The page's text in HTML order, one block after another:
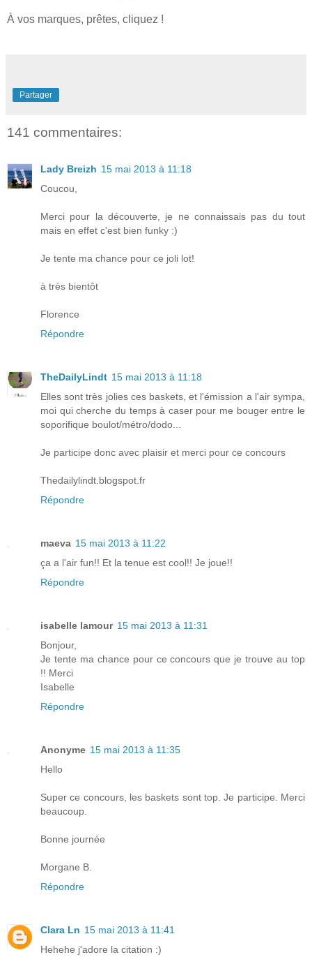
À vos marques, prêtes, cliquez !
Partager
141 commentaires:
Lady Breizh 15 mai 2013 à 11:18
Coucou,
Merci pour la découverte, je ne connaissais pas du tout
mais en effet c'est bien funky :)
Je tente ma chance pour ce joli lot!
à très bientôt
Florence
Répondre
TheDailyLindt 15 mai 2013 à 11:18
Elles sont très jolies ces baskets, et l'émission a l'air sympa,
moi qui cherche du temps à caser pour me bouger entre le
soporifique boulot/métro/dodo...
Je participe donc avec plaisir et merci pour ce concours
Thedailylindt.blogspot.fr
Répondre
maeva 15 mai 2013 à 11:22
ça a l'air fun!! Et la tenue est cool!! Je joue!!
Répondre
isabelle lamour 15 mai 2013 à 11:31
Bonjour,
Je tente ma chance pour ce concours que je trouve au top
!! Merci
Isabelle
Répondre
Anonyme 15 mai 2013 à 11:35
Hello
Super ce concours, les baskets sont top. Je participe. Merci
beaucoup.
Bonne journée
Morgane B.
Répondre
Clara Ln 15 mai 2013 à 11:41
Hehehe j'adore la citation :)